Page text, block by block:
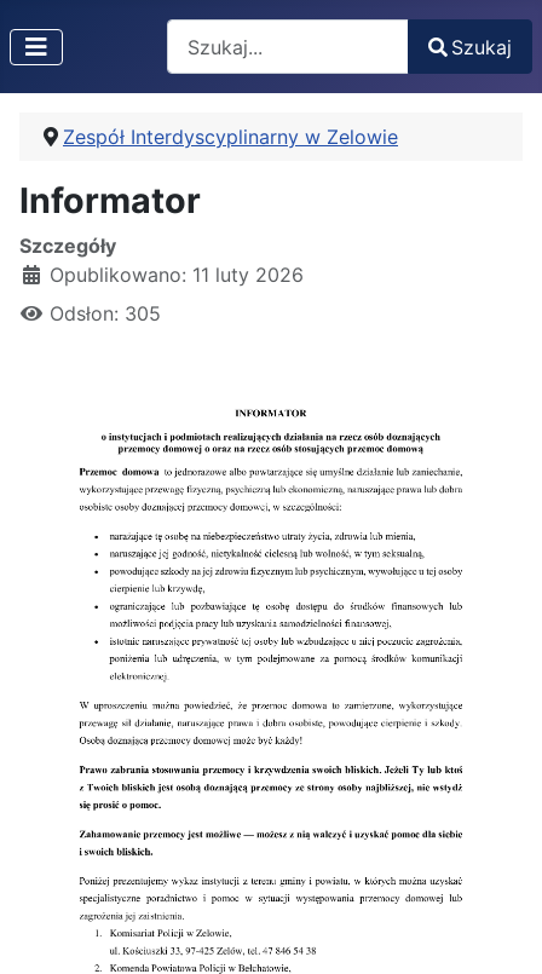
Type 2 or more characters for results.
Szukaj
Zespół Interdyscyplinarny w Zelowie
Informator
Szczegóły
Opublikowano: 11 luty 2026
Odsłon: 305